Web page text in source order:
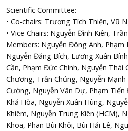
Scientific Committee:
• Co-chairs: Trương Tích Thiện, Vũ
• Vice-Chairs: Nguyễn Đình Kiên,
Members: Nguyễn Đông Anh,
Nguyễn Đăng Bích, Lương Xuân
Cần, Phạm Đức Chính, Nguyễn Thái
Chương, Trần Chủng, Nguyễn
Cường, Nguyễn Văn Dự, Phạm
Khả Hòa, Nguyễn Xuân Hùng,
Khiêm, Nguyễn Trung Kiên (HCM),
Khoa, Phan Bùi Khôi, Bùi Hải Lê,